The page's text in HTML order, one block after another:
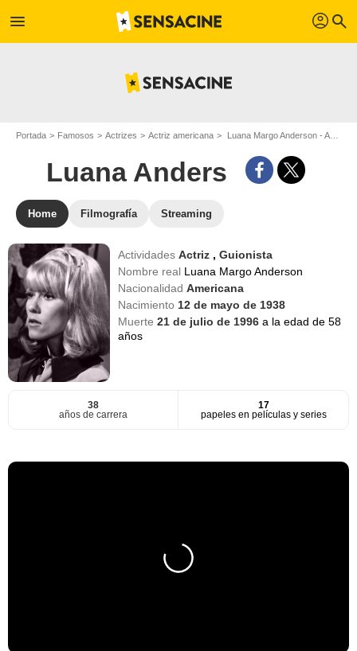
menu profil search
Portada Famosos Actrizes Actriz americana Luana Margo Anderson - Apodo : Luana Anders
Luana Anders
Home Filmografía Streaming
ActividadesActriz ,Guionista
Nombre real Luana Margo Anderson
NacionalidadAmericana
Nacimiento 12 de mayo de 1938
Muerte21 de julio de 1996a la edad de 58
años
38
años de carrera
17
papeles en películas y series